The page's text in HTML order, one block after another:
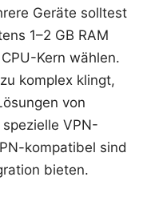
Geräte solltest
1–2 GB RAM
Kern wählen.
komplex klingt,
von
VPN-
kompatibel sind
bieten.